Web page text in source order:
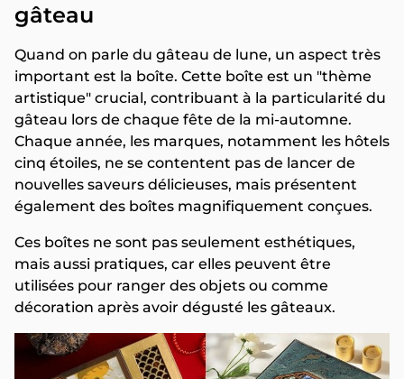
gâteau
Quand on parle du gâteau de lune, un aspect très
important est la boîte. Cette boîte est un "thème
artistique" crucial, contribuant à la particularité du
gâteau lors de chaque fête de la mi-automne.
Chaque année, les marques, notamment les hôtels
cinq étoiles, ne se contentent pas de lancer de
nouvelles saveurs délicieuses, mais présentent
également des boîtes magnifiquement conçues.
Ces boîtes ne sont pas seulement esthétiques,
mais aussi pratiques, car elles peuvent être
utilisées pour ranger des objets ou comme
décoration après avoir dégusté les gâteaux.